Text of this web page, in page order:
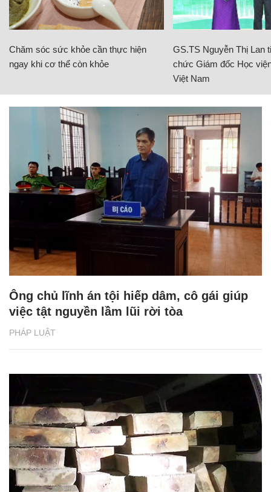
Chăm sóc sức khỏe cần thực hiện
ngay khi cơ thể còn khỏe
GS.TS Nguyễn Thị Lan
chức Giám đốc Học
Việt Nam
PHÁP LUẬT
Ông chủ lĩnh án tội hiếp dâm, cô gái giúp
việc tật nguyền lầm lũi rời tòa